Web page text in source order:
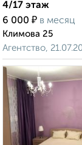
4/17 этаж
6 000 ₽ в месяц
Климова 25
Агентство,